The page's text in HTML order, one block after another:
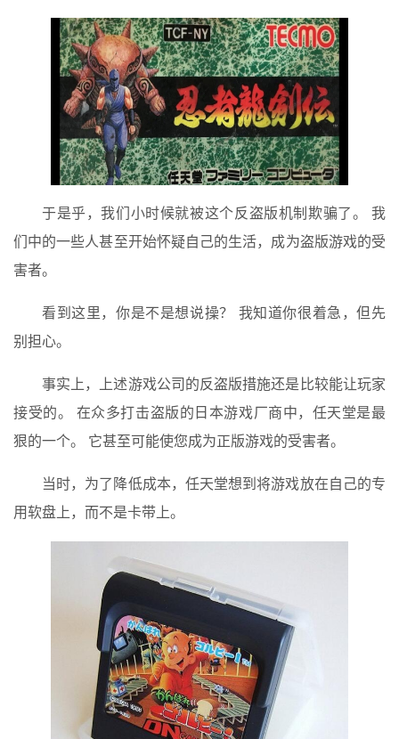
于是乎，我们小时候就被这个反盗版机制欺骗了。 我
们中的一些人甚至开始怀疑自己的生活，成为盗版游戏的受
害者。
看到这里，你是不是想说操？ 我知道你很着急，但先
别担心。
事实上，上述游戏公司的反盗版措施还是比较能让玩家
接受的。 在众多打击盗版的日本游戏厂商中，任天堂是最
狠的一个。 它甚至可能使您成为正版游戏的受害者。
当时，为了降低成本，任天堂想到将游戏放在自己的专
用软盘上，而不是卡带上。